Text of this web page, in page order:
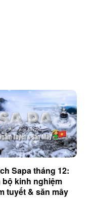
Sapa tháng 12:
bộ kinh nghiệm
tuyết & săn mây